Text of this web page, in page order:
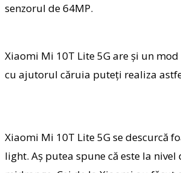
senzorul de 64MP.
Xiaomi Mi 10T Lite 5G are și un mod
cu ajutorul căruia puteți realiza
Xiaomi Mi 10T Lite 5G se descurcă
light. Aș putea spune că este la nivel